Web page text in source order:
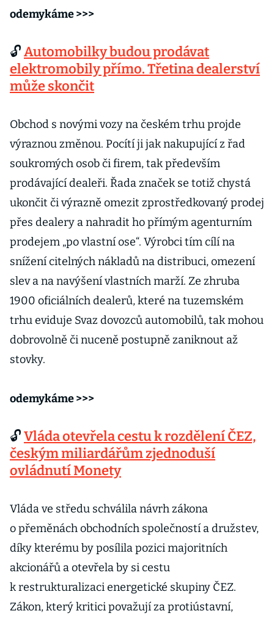
odemykáme >>>
🔓Automobilky budou prodávat
elektromobily přímo. Třetina dealerství
může skončit
Obchod s novými vozy na českém trhu projde
výraznou změnou. Pocítí ji jak nakupující z řad
soukromých osob či firem, tak především
prodávající dealeři. Řada značek se totiž chystá
ukončit či výrazně omezit zprostředkovaný prodej
přes dealery a nahradit ho přímým agenturním
prodejem „po vlastní ose“. Výrobci tím cílí na
snížení citelných nákladů na distribuci, omezení
slev a na navýšení vlastních marží. Ze zhruba
1900 oficiálních dealerů, které na tuzemském
trhu eviduje Svaz dovozců automobilů, tak mohou
dobrovolně či nuceně postupně zaniknout až
stovky.
odemykáme >>>
🔓Vláda otevřela cestu k rozdělení ČEZ,
českým miliardářům zjednoduší
ovládnutí Monety
Vláda ve středu schválila návrh zákona
o přeměnách obchodních společností a družstev,
díky kterému by posílila pozici majoritních
akcionářů a otevřela by si cestu
k restrukturalizaci energetické skupiny ČEZ.
Zákon, který kritici považují za protiústavní,